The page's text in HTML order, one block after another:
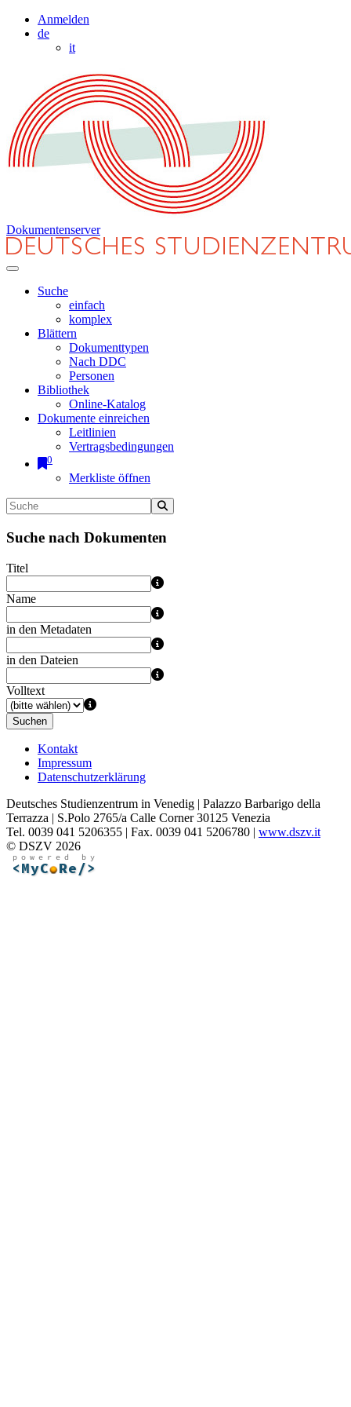
Anmelden
de
it
Dokumentenserver
Suche
einfach
komplex
Blättern
Dokumenttypen
Nach DDC
Personen
Bibliothek
Online-Katalog
Dokumente einreichen
Leitlinien
Vertragsbedingungen
0
Merkliste öffnen
Suche nach Dokumenten
Titel
Name
in den Metadaten
in den Dateien
Volltext
Suchen
Kontakt
Impressum
Datenschutzerklärung
Deutsches Studienzentrum in Venedig | Palazzo Barbarigo della
Terrazza | S.Polo 2765/a Calle Corner 30125 Venezia
Tel. 0039 041 5206355 | Fax. 0039 041 5206780 | www.dszv.it
© DSZV 2026